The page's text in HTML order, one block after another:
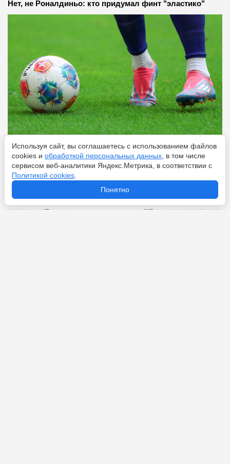
Нет, не Роналдиньо: кто придумал финт "эластико"
Перейти 6 августа 2026
«Астон Вилла» ведёт переговоры с «Челси» по
Николасу Джексону
Используя сайт, вы соглашаетесь с использованием файлов
cookies и обработкой персональных данных , в том числе
сервисом веб-аналитики Яндекс.Метрика, в соответствии с
Политикой cookies
Понятно